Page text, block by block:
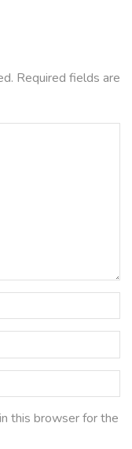
Required fields are
this browser for the